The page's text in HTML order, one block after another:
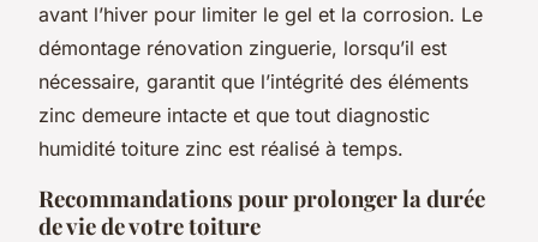
avant l’hiver pour limiter le gel et la corrosion. Le
démontage rénovation zinguerie, lorsqu’il est
nécessaire, garantit que l’intégrité des éléments
zinc demeure intacte et que tout diagnostic
humidité toiture zinc est réalisé à temps.
Recommandations pour prolonger la durée
de vie de votre toiture